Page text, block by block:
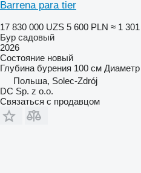
Barrena para tier
17 830 000 UZS 5 600 PLN ≈ 1
Бур садовый
2026
Состояние новый
Глубина бурения 100 см
Польша, Solec-Zdrój
DC Sp. z o.o.
Связаться с продавцом